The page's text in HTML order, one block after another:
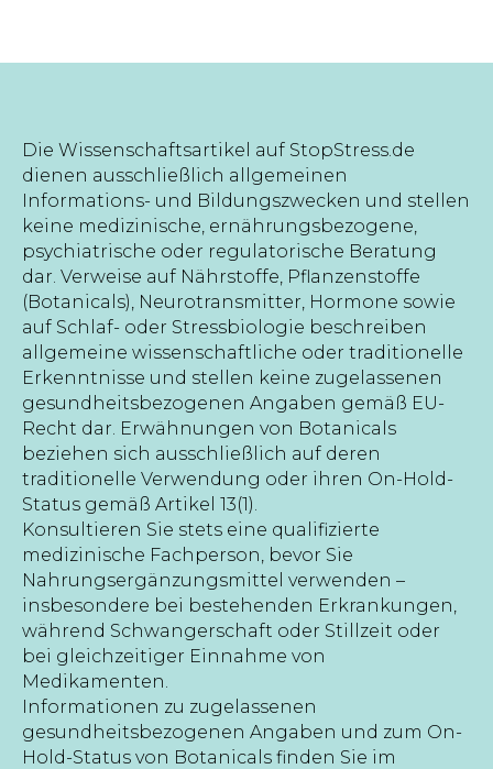
Die Wissenschaftsartikel auf StopStress.de
dienen ausschließlich allgemeinen
Informations- und Bildungszwecken und stellen
keine medizinische, ernährungsbezogene,
psychiatrische oder regulatorische Beratung
dar. Verweise auf Nährstoffe, Pflanzenstoffe
(Botanicals), Neurotransmitter, Hormone sowie
auf Schlaf- oder Stressbiologie beschreiben
allgemeine wissenschaftliche oder traditionelle
Erkenntnisse und stellen keine zugelassenen
gesundheitsbezogenen Angaben gemäß EU-
Recht dar. Erwähnungen von Botanicals
beziehen sich ausschließlich auf deren
traditionelle Verwendung oder ihren On-Hold-
Status gemäß Artikel 13(1).
Konsultieren Sie stets eine qualifizierte
medizinische Fachperson, bevor Sie
Nahrungsergänzungsmittel verwenden –
insbesondere bei bestehenden Erkrankungen,
während Schwangerschaft oder Stillzeit oder
bei gleichzeitiger Einnahme von
Medikamenten.
Informationen zu zugelassenen
gesundheitsbezogenen Angaben und zum On-
Hold-Status von Botanicals finden Sie im